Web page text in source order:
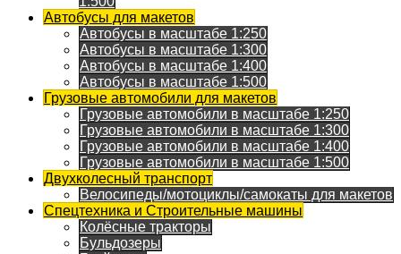
Автобусы для макетов
Автобусы в масштабе 1:250
Автобусы в масштабе 1:300
Автобусы в масштабе 1:400
Автобусы в масштабе 1:500
Грузовые автомобили для макетов
Грузовые автомобили в масштабе 1:250
Грузовые автомобили в масштабе 1:300
Грузовые автомобили в масштабе 1:400
Грузовые автомобили в масштабе 1:500
Двухколесный транспорт
Велосипеды/мотоциклы/самокаты для макетов
Спецтехника и Строительные машины
Колёсные тракторы
Бульдозеры